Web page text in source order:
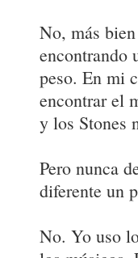
No, más
encontrando
peso. En mi
encontrar el
y los Stones
Pero nunca
diferente un
No. Yo uso